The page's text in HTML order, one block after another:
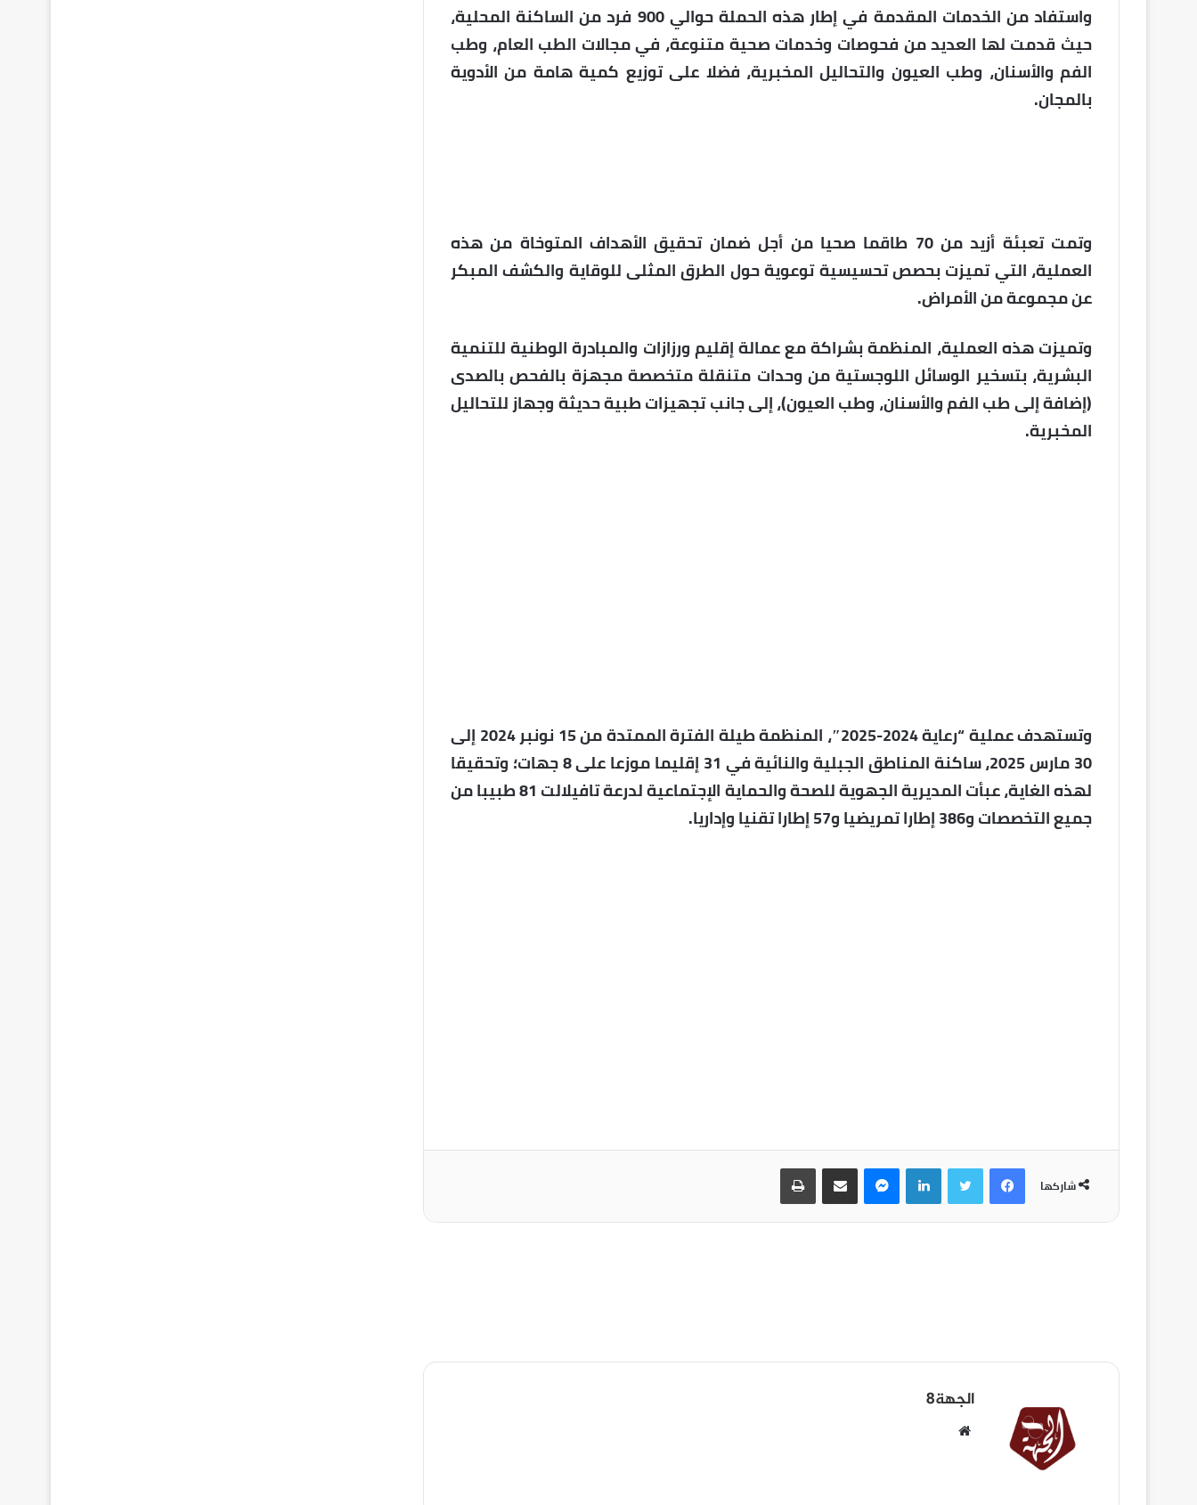
واستفاد من الخدمات المقدمة في إطار هذه الحملة حوالي 900 فرد من الساكنة المحلية،
حيث قدمت لها العديد من فحوصات وخدمات صحية متنوعة، في مجالات الطب العام، وطب
الفم والأسنان، وطب العيون والتحاليل المخبرية، فضلا على توزيع كمية هامة من الأدوية
بالمجان.
وتمت تعبئة أزيد من 70 طاقما صحيا من أجل ضمان تحقيق الأهداف المتوخاة من هذه
العملية، التي تميزت بحصص تحسيسية توعوية حول الطرق المثلى للوقاية والكشف المبكر
عن مجموعة من الأمراض.
وتميزت هذه العملية، المنظمة بشراكة مع عمالة إقليم ورزازات والمبادرة الوطنية للتنمية
البشرية، بتسخير الوسائل اللوجستية من وحدات متنقلة متخصصة مجهزة بالفحص بالصدى
(إضافة إلى طب الفم والأسنان، وطب العيون)، إلى جانب تجهيزات طبية حديثة وجهاز للتحاليل
المخبرية.
وتستهدف عملية “رعاية 2024-2025″، المنظمة طيلة الفترة الممتدة من 15 نونبر 2024 إلى
30 مارس 2025، ساكنة المناطق الجبلية والنائية في 31 إقليما موزعا على 8 جهات؛ وتحقيقا
لهذه الغاية، عبأت المديرية الجهوية للصحة والحماية الإجتماعية لدرعة تافيلالت 81 طبيبا من
جميع التخصصات و386 إطارا تمريضيا و57 إطارا تقنيا وإداريا.
شاركها
الجهة8